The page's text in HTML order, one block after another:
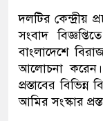
দলটির কেন্দ্রীয়
সংবাদ
বাংলাদেশে
আলোচনা করেন।
প্রস্তাবের
আমির সংস্কার